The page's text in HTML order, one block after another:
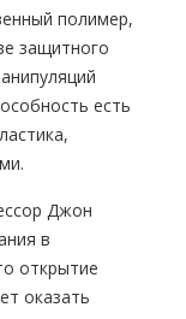
полимер,
защитного
есть
Джон
в
открытие
оказать